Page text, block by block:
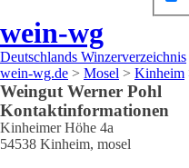
wein-wg
Deutschlands Winzerverzeichnis
wein-wg.de > Mosel > Kinheim
Weingut Werner Pohl
Kontaktinformationen
Kinheimer Höhe 4a
54538 Kinheim, mosel